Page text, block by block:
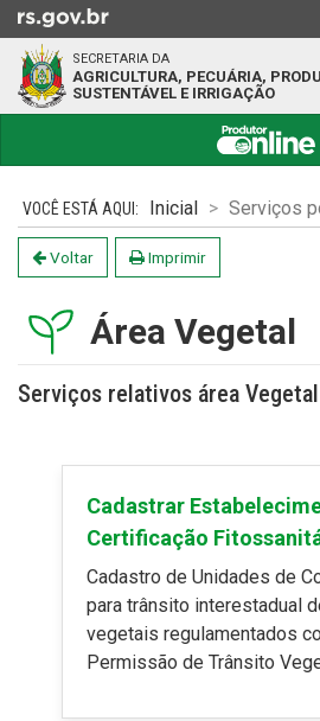
para
conteúdo
menu
busca
SECRETARIA DA
AGRICULTURA, PECUÁRIA,
SUSTENTÁVEL E IRRIGAÇÃO
conteúdo
Inicial Serviços
Voltar Imprimir
Área Vegetal
Serviços relativos área Vegetal
Cadastrar
Certificação
Cadastro de Unidades de
para trânsito interestadual
vegetais regulamentados
Permissão de Trânsito